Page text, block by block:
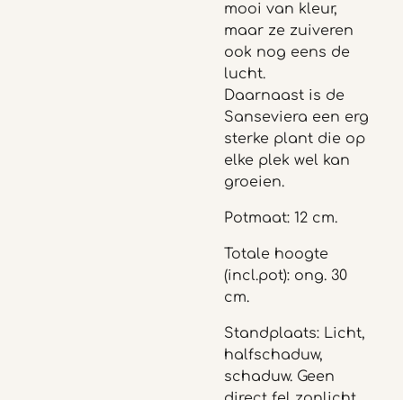
mooi van kleur,
maar ze zuiveren
ook nog eens de
lucht.
Daarnaast is de
Sanseviera een erg
sterke plant die op
elke plek wel kan
groeien.
Potmaat: 12 cm.
Totale hoogte
(incl.pot): ong. 30
cm.
Standplaats: Licht,
halfschaduw,
schaduw. Geen